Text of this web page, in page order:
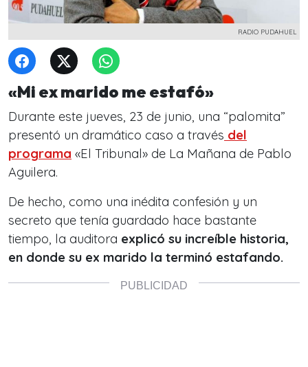
RADIO PUDAHUEL
«Mi ex marido me estafó»
Durante este jueves, 23 de junio, una “palomita”
presentó un dramático caso a través del
programa «El Tribunal» de La Mañana de Pablo
Aguilera.
De hecho, como una inédita confesión y un
secreto que tenía guardado hace bastante
tiempo, la auditora explicó su increíble historia,
en donde su ex marido la terminó estafando.